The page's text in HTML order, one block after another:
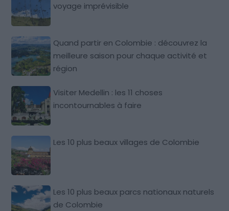
voyage imprévisible
Quand partir en Colombie : découvrez la
meilleure saison pour chaque activité et
région
Visiter Medellin : les 11 choses
incontournables à faire
Les 10 plus beaux villages de Colombie
Les 10 plus beaux parcs nationaux naturels
de Colombie